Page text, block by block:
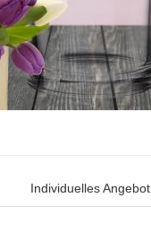
Individuelles Angebot